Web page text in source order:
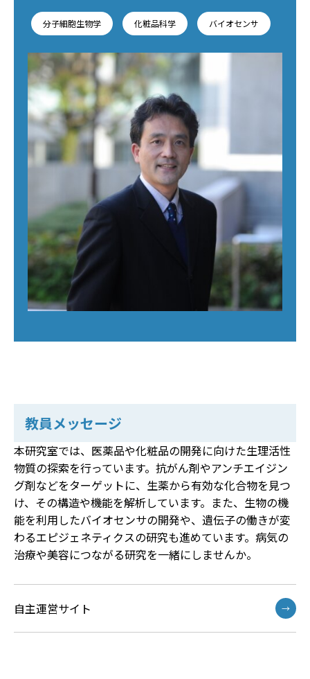
分子細胞生物学 化粧品科学 バイオセンサ
教員メッセージ
本研究室では、医薬品や化粧品の開発に向けた生理活性
物質の探索を行っています。抗がん剤やアンチエイジン
グ剤などをターゲットに、生薬から有効な化合物を見つ
け、その構造や機能を解析しています。また、生物の機
能を利用したバイオセンサの開発や、遺伝子の働きが変
わるエピジェネティクスの研究も進めています。病気の
治療や美容につながる研究を一緒にしませんか。
自主運営サイト →